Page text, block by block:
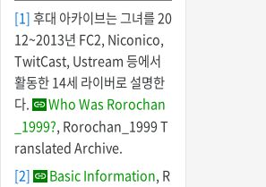
[1]후대 아카이브는 그녀를 20
12~2013년 FC2, Niconico,
TwitCast, Ustream 등에서
활동한 14세 라이버로 설명한
다.
Who Was Rorochan
_1999?, Rorochan_1999 T
ranslated Archive.
[2]
Basic Information, R